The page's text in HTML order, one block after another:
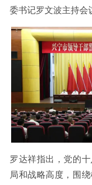
委书记罗文波主持会
罗达祥指出，党的
局和战略高度，围